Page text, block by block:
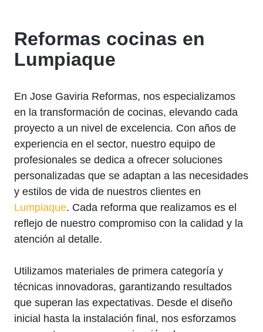
Reformas cocinas en
Lumpiaque
En Jose Gaviria Reformas, nos especializamos
en la transformación de cocinas, elevando cada
proyecto a un nivel de excelencia. Con años de
experiencia en el sector, nuestro equipo de
profesionales se dedica a ofrecer soluciones
personalizadas que se adaptan a las necesidades
y estilos de vida de nuestros clientes en
Lumpiaque. Cada reforma que realizamos es el
reflejo de nuestro compromiso con la calidad y la
atención al detalle.
Utilizamos materiales de primera categoría y
técnicas innovadoras, garantizando resultados
que superan las expectativas. Desde el diseño
inicial hasta la instalación final, nos esforzamos